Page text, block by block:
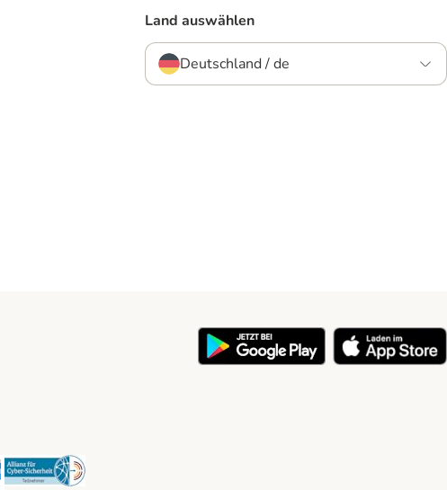
Land auswählen
Deutschland / de
Security Security